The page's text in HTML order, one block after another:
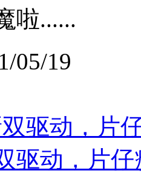
啦......
05/19
驱动，片